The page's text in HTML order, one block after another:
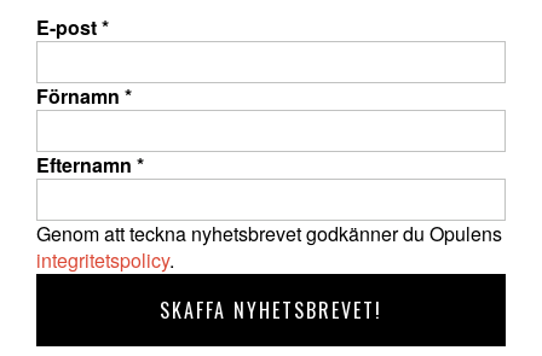
E-post*
Förnamn *
Efternamn *
Genom att teckna nyhetsbrevet godkänner du Opulens
integritetspolicy.